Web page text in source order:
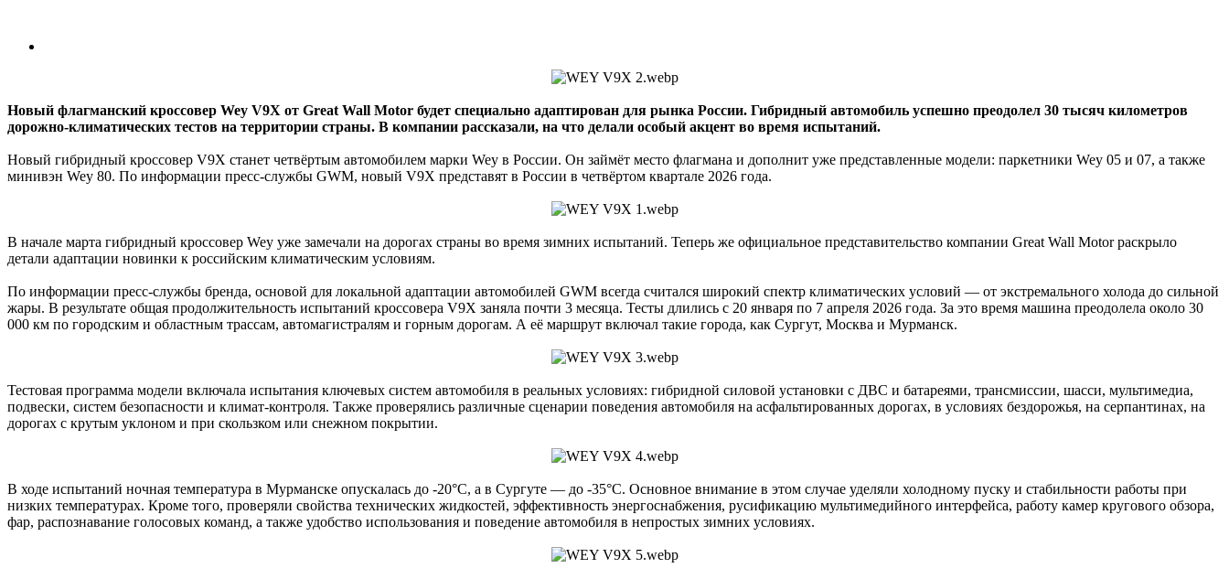
Новый флагманский кроссовер Wey V9X от Great Wall Motor будет специально адаптирован для рынка России. Гибридный автомобиль успешно преодолел 30 тысяч километров
дорожно-климатических тестов на территории страны. В компании рассказали, на что делали особый акцент во время испытаний.
Новый гибридный кроссовер V9X станет четвёртым автомобилем марки Wey в России. Он займёт место флагмана и дополнит уже представленные модели: паркетники Wey 05 и 07, а также
минивэн Wey 80. По информации пресс-службы GWM, новый V9X представят в России в четвёртом квартале 2026 года.
В начале марта гибридный кроссовер Wey уже замечали на дорогах страны во время зимних испытаний. Теперь же официальное представительство компании Great Wall Motor раскрыло
детали адаптации новинки к российским климатическим условиям.
По информации пресс-службы бренда, основой для локальной адаптации автомобилей GWM всегда считался широкий спектр климатических условий — от экстремального холода до сильной
жары. В результате общая продолжительность испытаний кроссовера V9X заняла почти 3 месяца. Тесты длились с 20 января по 7 апреля 2026 года. За это время машина преодолела около 30
000 км по городским и областным трассам, автомагистралям и горным дорогам. А её маршрут включал такие города, как Сургут, Москва и Мурманск.
Тестовая программа модели включала испытания ключевых систем автомобиля в реальных условиях: гибридной силовой установки с ДВС и батареями, трансмиссии, шасси, мультимедиа,
подвески, систем безопасности и климат-контроля. Также проверялись различные сценарии поведения автомобиля на асфальтированных дорогах, в условиях бездорожья, на серпантинах, на
дорогах с крутым уклоном и при скользком или снежном покрытии.
В ходе испытаний ночная температура в Мурманске опускалась до -20°C, а в Сургуте — до -35°C. Основное внимание в этом случае уделяли холодному пуску и стабильности работы при
низких температурах. Кроме того, проверяли свойства технических жидкостей, эффективность энергоснабжения, русификацию мультимедийного интерфейса, работу камер кругового обзора,
фар, распознавание голосовых команд, а также удобство использования и поведение автомобиля в непростых зимних условиях.